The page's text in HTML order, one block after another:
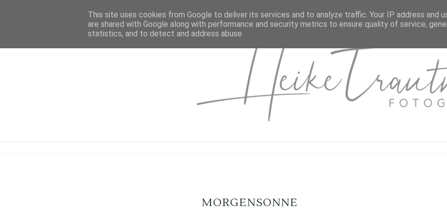
MORGENSONNE
This site uses cookies from Google to deliver its services and to analyze traffic. Your IP address and
are shared with Google along with performance and security metrics to ensure quality of service,
statistics, and to detect and address abuse.